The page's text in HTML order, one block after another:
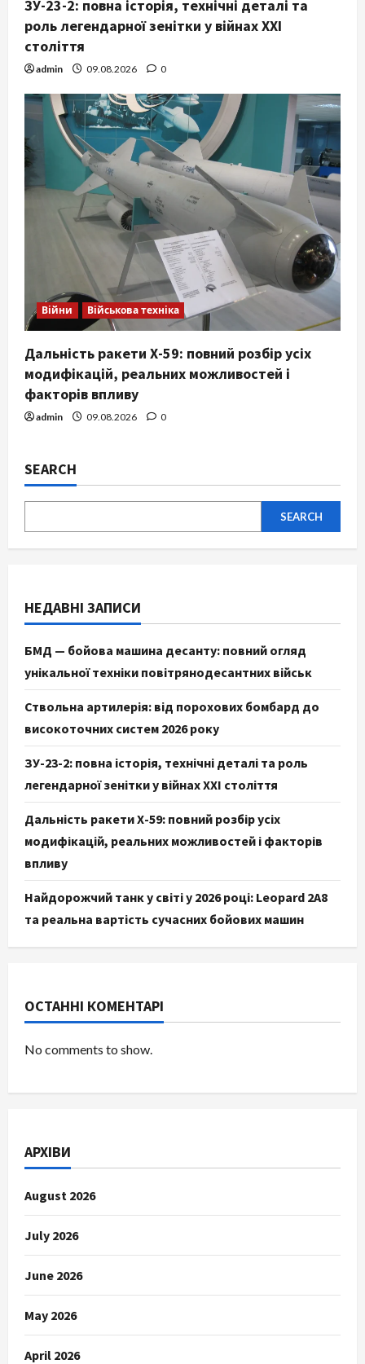
ЗУ-23-2: повна історія, технічні деталі та
роль легендарної зенітки у війнах XXI
століття
admin 09.08.2026 0
Війни Військова техніка
Дальність ракети Х-59: повний розбір усіх
модифікацій, реальних можливостей і
факторів впливу
admin 09.08.2026 0
SEARCH
SEARCH
НЕДАВНІ ЗАПИСИ
БМД — бойова машина десанту: повний огляд
унікальної техніки повітрянодесантних військ
Ствольна артилерія: від порохових бомбард до
високоточних систем 2026 року
ЗУ-23-2: повна історія, технічні деталі та роль
легендарної зенітки у війнах XXI століття
Дальність ракети Х-59: повний розбір усіх
модифікацій, реальних можливостей і факторів
впливу
Найдорожчий танк у світі у 2026 році: Leopard 2A8
та реальна вартість сучасних бойових машин
ОСТАННІ КОМЕНТАРІ
No comments to show.
АРХІВИ
August 2026
July 2026
June 2026
May 2026
April 2026